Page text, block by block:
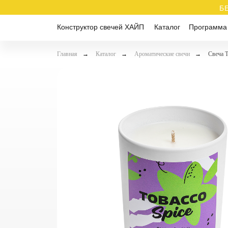
Конструктор свечей ХАЙП Каталог Программа
Главная → Каталог → Ароматические свечи → Свеча